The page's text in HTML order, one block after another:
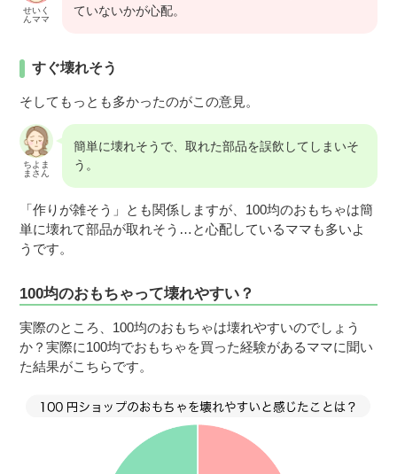
せいく
んママ
ていないかが心配。
すぐ壊れそう
そしてもっとも多かったのがこの意見。
ちよま
まさん
簡単に壊れそうで、取れた部品を誤飲してしまいそ
う。
「作りが雑そう」とも関係しますが、100均のおもちゃは簡
単に壊れて部品が取れそう…と心配しているママも多いよ
うです。
100均のおもちゃって壊れやすい？
実際のところ、100均のおもちゃは壊れやすいのでしょう
か？実際に100均でおもちゃを買った経験があるママに聞い
た結果がこちらです。